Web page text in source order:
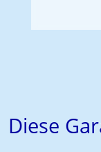
Diese